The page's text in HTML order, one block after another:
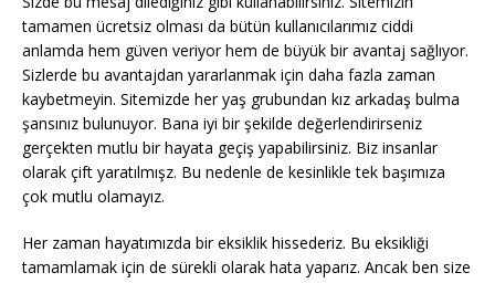
tamamen ücretsiz olması da bütün kullanıcılarımız ciddi
anlamda hem güven veriyor hem de büyük bir avantaj sağlıyor.
Sizlerde bu avantajdan yararlanmak için daha fazla zaman
kaybetmeyin. Sitemizde her yaş grubundan kız arkadaş bulma
şansınız bulunuyor. Bana iyi bir şekilde değerlendirirseniz
gerçekten mutlu bir hayata geçiş yapabilirsiniz. Biz insanlar
olarak çift yaratılmışz. Bu nedenle de kesinlikle tek başımıza
çok mutlu olamayız.
Her zaman hayatımızda bir eksiklik hissederiz. Bu eksikliği
tamamlamak için de sürekli olarak hata yaparız. Ancak ben size